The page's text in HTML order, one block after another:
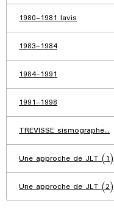
1980-1981 lavis
1983-1984
1984-1991
1991-1998
TREVISSE sismographe...
Une approche de JLT (1)
Une approche de JLT (2)